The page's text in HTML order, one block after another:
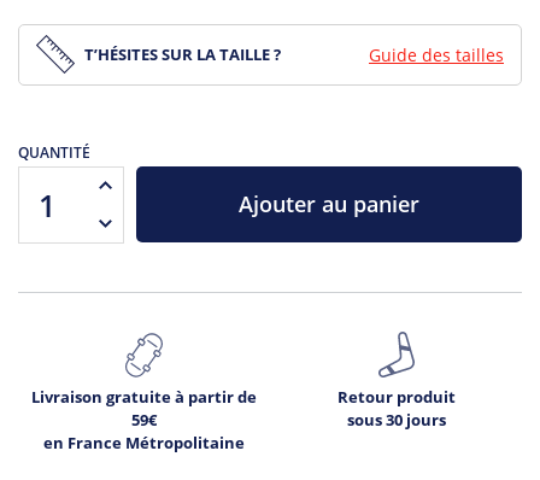
T’HÉSITES SUR LA TAILLE ? Guide des tailles
QUANTITÉ
Ajouter au panier
Livraison gratuite à partir de
59€
en France Métropolitaine
Retour produit
sous 30 jours